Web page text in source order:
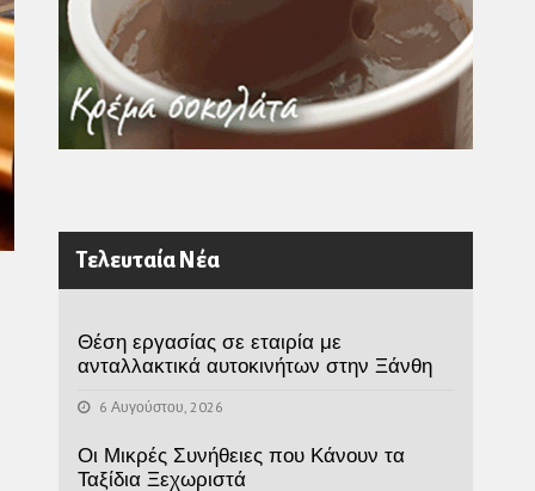
Τελευταία Νέα
Θέση εργασίας σε εταιρία με
ανταλλακτικά αυτοκινήτων στην Ξάνθη
6 Αυγούστου, 2026
Οι Μικρές Συνήθειες που Κάνουν τα
Ταξίδια Ξεχωριστά